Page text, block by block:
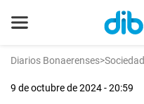
Diarios Bonaerenses>Sociedad
9 de octubre de 2024 - 20:59